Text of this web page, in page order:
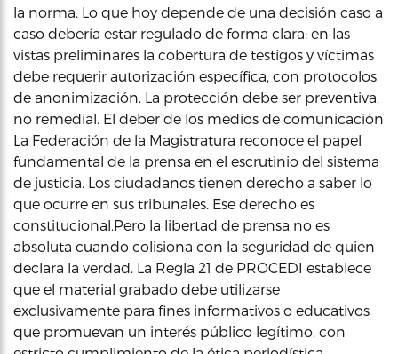
la norma. Lo que hoy depende de una decisión caso a
caso debería estar regulado de forma clara: en las
vistas preliminares la cobertura de testigos y víctimas
debe requerir autorización específica, con protocolos
de anonimización. La protección debe ser preventiva,
no remedial. El deber de los medios de comunicación
La Federación de la Magistratura reconoce el papel
fundamental de la prensa en el escrutinio del sistema
de justicia. Los ciudadanos tienen derecho a saber lo
que ocurre en sus tribunales. Ese derecho es
constitucional.Pero la libertad de prensa no es
absoluta cuando colisiona con la seguridad de quien
declara la verdad. La Regla 21 de PROCEDI establece
que el material grabado debe utilizarse
exclusivamente para fines informativos o educativos
que promuevan un interés público legítimo, con